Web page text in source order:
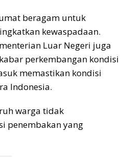
beragam untuk
kewaspadaan.
Luar Negeri juga
perkembangan kondisi
memastikan kondisi
Indonesia.
warga tidak
penembakan yang